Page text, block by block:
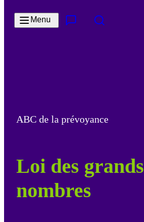
Menu
ABC de la prévoyance
Loi des grands
nombres